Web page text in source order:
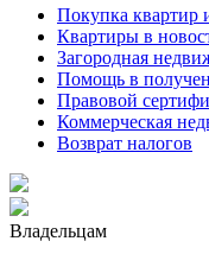
Покупка квартир
Квартиры в
Загородная
Помощь в
Правовой
Коммерческая
Возврат налогов
Владельцам